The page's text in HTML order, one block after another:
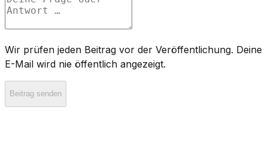
Wir prüfen jeden Beitrag vor der Veröffentlichung. Deine
E-Mail wird nie öffentlich angezeigt.
Beitrag senden